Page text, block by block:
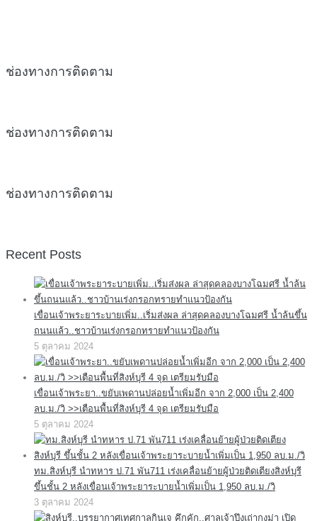
ช่องทางการติดตาม
ช่องทางการติดตาม
ช่องทางการติดตาม
Recent Posts
เขื่อนเจ้าพระยาระบายเพิ่ม..เริ่มส่งผล ล่าสุดคลองบางโฉมศรี น้ำล้นขึ้น
ถนนแล้ว..ชาวบ้านเร่งกรอกทรายทำแนวป้องกัน
5 ตุลาคม 2024
เขื่อนเจ้าพระยา..ขยับเพดานปล่อยน้ำเพิ่มอีก จาก 2,000 เป็น 2,400
ลบ.ม./วิ >>เตือนพื้นที่สิงห์บุรี 4 จุด เตรียมรับมือ
5 ตุลาคม 2024
ทม.สิงห์บุรี นำทหาร ป.71 พัน711 เร่งเคลื่อนย้ายผู้ป่วยติดเตียงสิงห์บุรี
ขึ้นชั้น 2 หลังเขื่อนเจ้าพระยาระบายน้ำเพิ่มเป็น 1,950 ลบ.ม./วิ
3 ตุลาคม 2024